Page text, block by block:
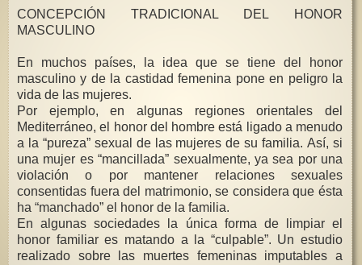
CONCEPCIÓN TRADICIONAL DEL HONOR
MASCULINO
En muchos países, la idea que se tiene del honor
masculino y de la castidad femenina pone en peligro la
vida de las mujeres.
Por ejemplo, en algunas regiones orientales del
Mediterráneo, el honor del hombre está ligado a menudo
a la “pureza” sexual de las mujeres de su familia. Así, si
una mujer es “mancillada” sexualmente, ya sea por una
violación o por mantener relaciones sexuales
consentidas fuera del matrimonio, se considera que ésta
ha “manchado” el honor de la familia.
En algunas sociedades la única forma de limpiar el
honor familiar es matando a la “culpable”. Un estudio
realizado sobre las muertes femeninas imputables a